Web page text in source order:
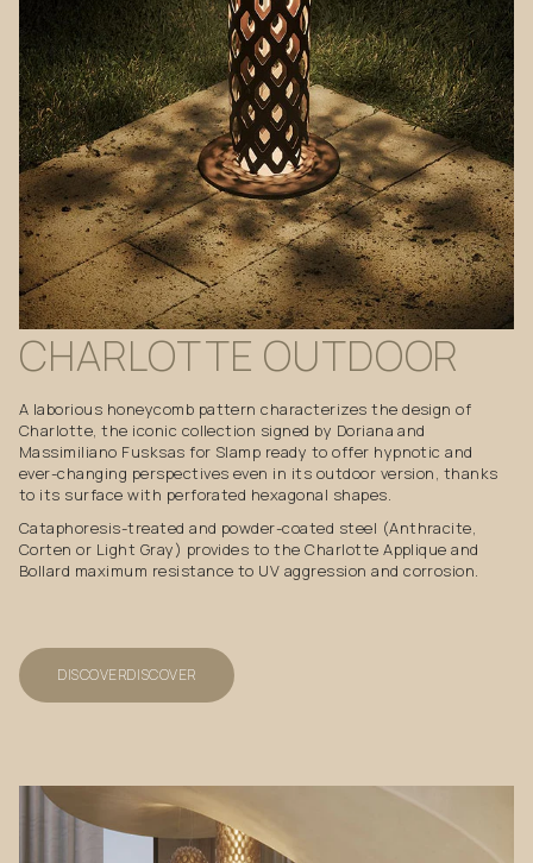
CHARLOTTE OUTDOOR
A laborious honeycomb pattern characterizes the design of
Charlotte, the iconic collection signed by Doriana and
Massimiliano Fusksas for Slamp ready to offer hypnotic and
ever-changing perspectives even in its outdoor version, thanks
to its surface with perforated hexagonal shapes.
Cataphoresis-treated and powder-coated steel (Anthracite,
Corten or Light Gray) provides to the Charlotte Applique and
Bollard maximum resistance to UV aggression and corrosion.
DISCOVERDISCOVER